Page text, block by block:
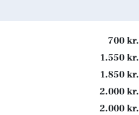
700 kr.
1.550 kr.
1.850 kr.
2.000 kr.
2.000 kr.